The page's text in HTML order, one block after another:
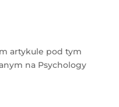
artykule pod tym
na Psychology